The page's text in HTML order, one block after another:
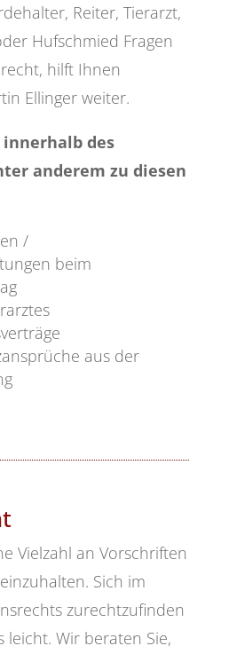
Reiter, Tierarzt,
Hufschmied Fragen
hilft Ihnen
Ellinger weiter.
des
anderem zu diesen
/
beim
aus der
Vielzahl an Vorschriften
Sich im
zurechtzufinden
leicht. Wir beraten Sie,